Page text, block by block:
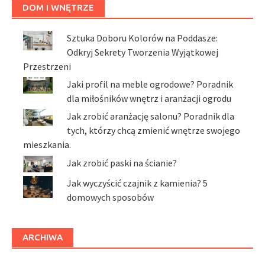
DOM I WNĘTRZE
Sztuka Doboru Kolorów na Poddasze:
Odkryj Sekrety Tworzenia Wyjątkowej
Przestrzeni
Jaki profil na meble ogrodowe? Poradnik
dla miłośników wnętrz i aranżacji ogrodu
Jak zrobić aranżację salonu? Poradnik dla
tych, którzy chcą zmienić wnętrze swojego
mieszkania.
Jak zrobić paski na ścianie?
Jak wyczyścić czajnik z kamienia? 5
domowych sposobów
ARCHIWA